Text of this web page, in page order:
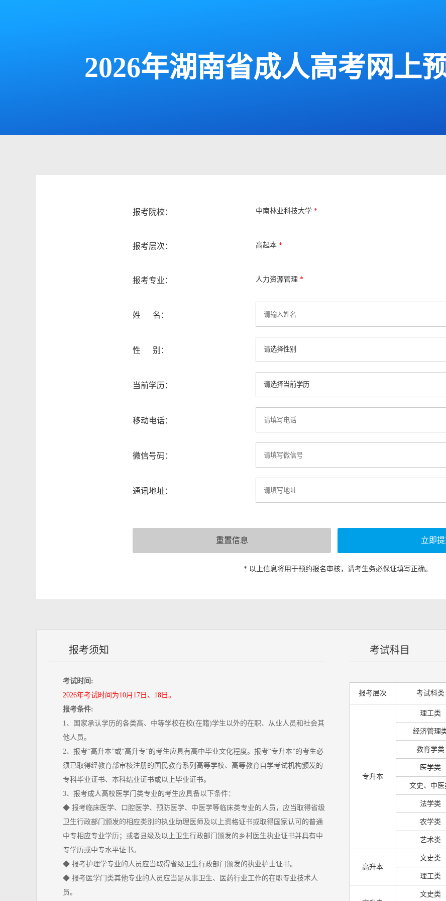
2026年湖南省成人高考网上
报考院校： 中南林业科技大学 *
报考层次： 高起本 *
报考专业： 人力资源管理 *
姓 名：
性 别：
当前学历：
移动电话：
微信号码：
通讯地址：
* 以上信息将用于预约报名审核，请考生务必保证填写正确。
报考须知
考试时间:
2026年考试时间为10月17日、18日。
报考条件:
1、国家承认学历的各类高、中等学校在校(在籍)学生以外的在职、从业人员和社会其
他人员。
2、报考“高升本”或“高升专”的考生应具有高中毕业文化程度。报考“专升本”的考生必
须已取得经教育部审核注册的国民教育系列高等学校、高等教育自学考试机构颁发的
专科毕业证书、本科结业证书或以上毕业证书。
3、报考成人高校医学门类专业的考生应具备以下条件：
◆ 报考临床医学、口腔医学、预防医学、中医学等临床类专业的人员，应当取得省级
卫生行政部门颁发的相应类别的执业助理医师及以上资格证书或取得国家认可的普通
中专相应专业学历；或者县级及以上卫生行政部门颁发的乡村医生执业证书并具有中
专学历或中专水平证书。
◆ 报考护理学专业的人员应当取得省级卫生行政部门颁发的执业护士证书。
◆ 报考医学门类其他专业的人员应当是从事卫生、医药行业工作的在职专业技术人
员。
考试科目
报考层次 考试科类
专升本
理工类
经济管理
教育学类
医学类
文史、中医
法学类
农学类
艺术类
高升本
文史类
理工类
文史类